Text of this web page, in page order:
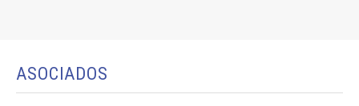
ASOCIADOS